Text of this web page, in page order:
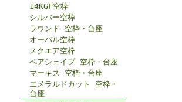
14KGF空枠
シルバー空枠
ラウンド 空枠・台座
オーバル空枠
スクエア空枠
ペアシェイプ 空枠・台座
マーキス 空枠・台座
エメラルドカット 空枠・
台座